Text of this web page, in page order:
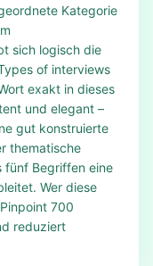
Kategorie
sich logisch die
of interviews
exakt in dieses
und elegant –
gut konstruierte
thematische
fünf Begriffen eine
Wer diese
700
reduziert